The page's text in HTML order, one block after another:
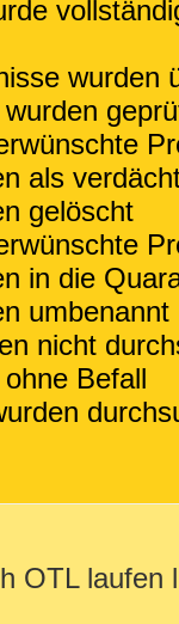
wurden
als
gelöscht
in die
umbenannt
nicht
Befall
OTL laufen